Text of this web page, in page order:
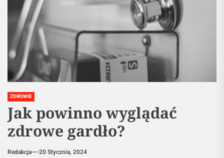
ZDROWIE
Jak powinno wyglądać
zdrowe gardło?
Redakcja 20 Stycznia, 2024